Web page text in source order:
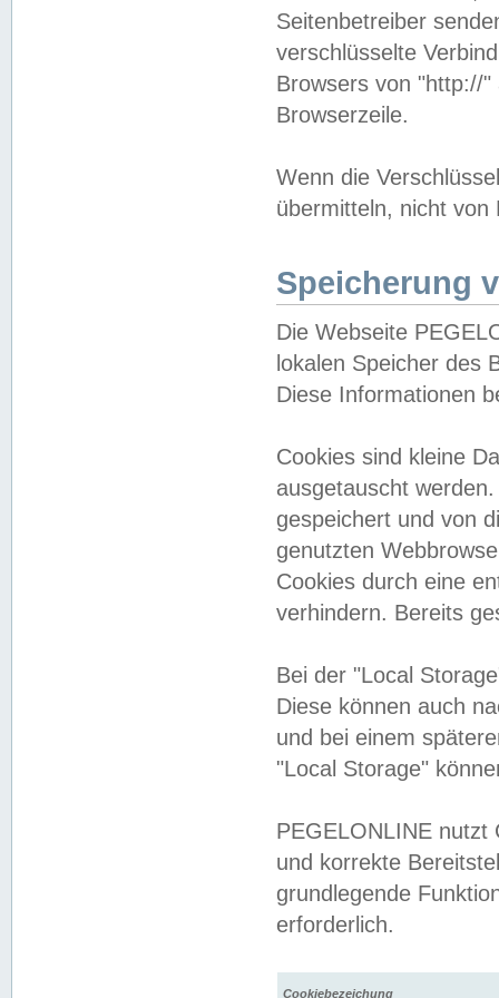
Seitenbetreiber
verschlüsselte
Browsers von "http://
Browserzeile.
Wenn die
übermitteln, nicht von
Speicherung
Die Webseite
lokalen Speicher des
Diese Informationen
Cookies sind kleine
ausgetauscht
gespeichert und von
genutzten
Cookies durch eine
verhindern. Bereits
Bei der "Local
Diese können auch
und bei einem
"Local Storage"
PEGELONLINE nutzt
und korrekte
grundlegende
erforderlich.
Cookiebezeichung